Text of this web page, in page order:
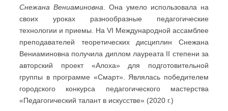
Снежана Вениаминовна . Она умело использовала на
своих уроках разнообразные педагогические
технологии и приемы. На VI Международной ассамблее
преподавателей теоретических дисциплин Снежана
Вениаминовна получила диплом лауреата II степени за
авторский проект «Алоха» для подготовительной
группы в программе «Смарт». Являлась победителем
городского конкурса педагогического мастерства
«Педагогический талант в искусстве» (2020 г.)